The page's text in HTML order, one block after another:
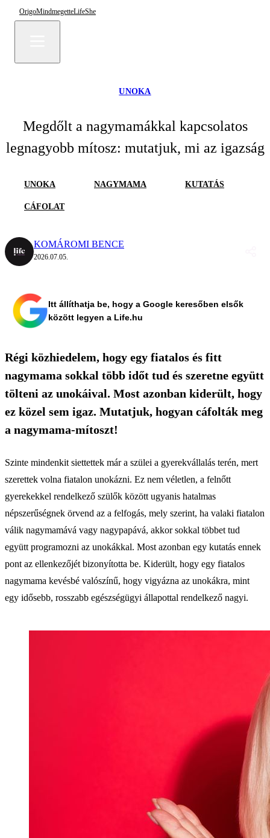
OrigoMindmegetteLifeShe
UNOKA
Megdőlt a nagymamákkal kapcsolatos
legnagyobb mítosz: mutatjuk, mi az igazság
UNOKA NAGYMAMA KUTATÁS
CÁFOLAT
KOMÁROMI BENCE
2026.07.05.
Itt állíthatja be, hogy a Google keresőben elsők
között legyen a Life.hu
Régi közhiedelem, hogy egy fiatalos és fitt
nagymama sokkal több időt tud és szeretne együtt
tölteni az unokáival. Most azonban kiderült, hogy
ez közel sem igaz. Mutatjuk, hogyan cáfolták meg
a nagymama-mítoszt!
Szinte mindenkit siettettek már a szülei a gyerekvállalás terén, mert
szerettek volna fiatalon unokázni. Ez nem véletlen, a felnőtt
gyerekekkel rendelkező szülők között ugyanis hatalmas
népszerűségnek örvend az a felfogás, mely szerint, ha valaki fiatalon
válik nagymamává vagy nagypapává, akkor sokkal többet tud
együtt programozni az unokákkal. Most azonban egy kutatás ennek
pont az ellenkezőjét bizonyította be. Kiderült, hogy egy fiatalos
nagymama kevésbé valószínű, hogy vigyázna az unokákra, mint
egy idősebb, rosszabb egészségügyi állapottal rendelkező nagyi.